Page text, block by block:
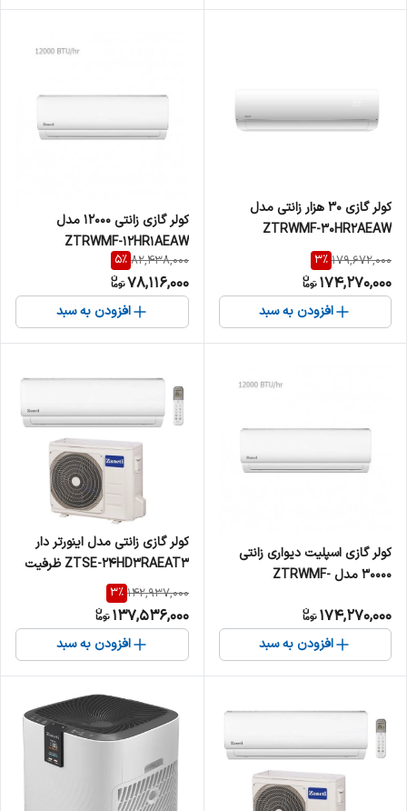
کولر گازی 30 هزار زانتی مدل
ZTRWMF-30HR2AEAW
179,672,000
3%
174,270,000
افزودن به سبد
کولر گازی زانتی 12000 مدل
ZTRWMF-12HR1AEAW
82,438,000
5%
78,116,000
افزودن به سبد
کولر گازی اسپلیت دیواری زانتی
30000 مدل ZTRWMF-
174,270,000
افزودن به سبد
کولر گازی زانتی مدل اینورتر دار
ZTSE-24HD3RAEAT3 ظرفیت
24000
142,937,000
3%
137,536,000
افزودن به سبد